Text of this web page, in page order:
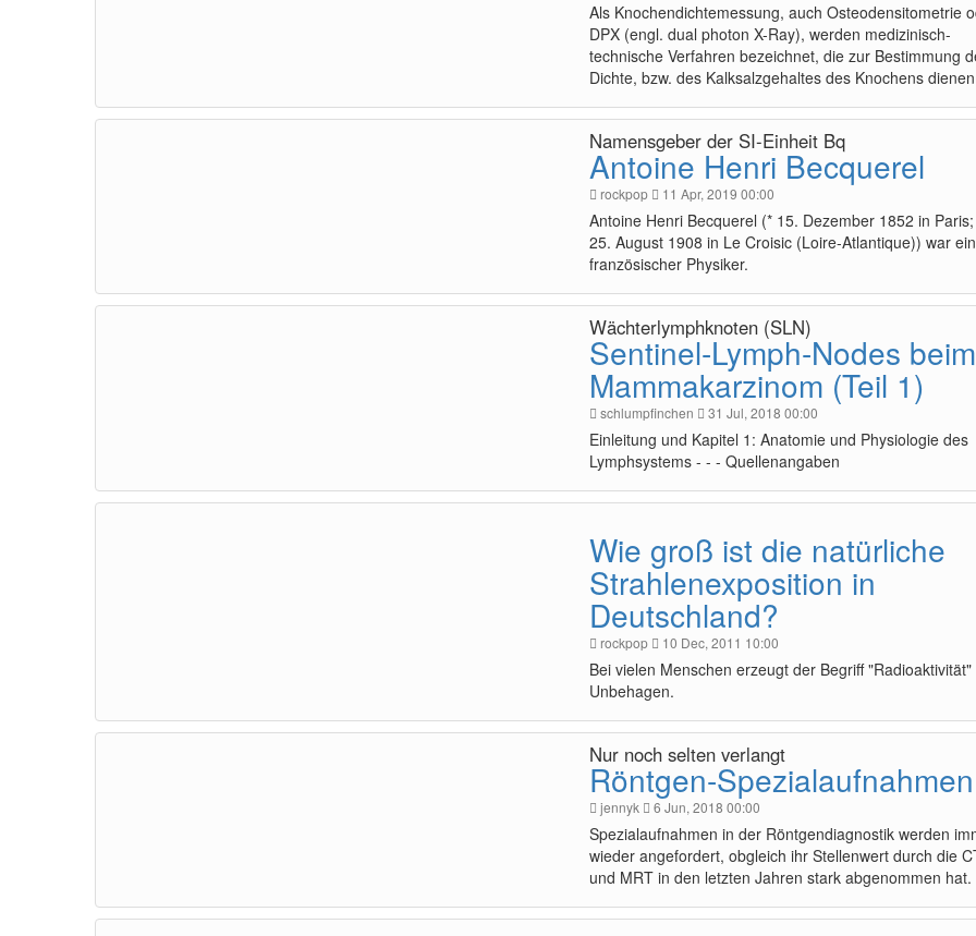
Als Knochendichtemessung, auch Osteodensitometrie
DPX (engl. dual photon X-Ray), werden medizinisch-
technische Verfahren bezeichnet, die zur Bestimmung
Dichte, bzw. des Kalksalzgehaltes des Knochens
Namensgeber der SI-Einheit Bq
Antoine Henri Becquerel
rockpop 11 Apr, 2019 00:00
Antoine Henri Becquerel (* 15. Dezember 1852 in
25. August 1908 in Le Croisic (Loire-Atlantique)) war ein
französischer Physiker.
Wächterlymphknoten (SLN)
Sentinel-Lymph-Nodes beim
Mammakarzinom (Teil 1)
schlumpfinchen 31 Jul, 2018 00:00
Einleitung und Kapitel 1: Anatomie und Physiologie des
Lymphsystems - - - Quellenangaben
Wie groß ist die natürliche
Strahlenexposition in
Deutschland?
rockpop 10 Dec, 2011 10:00
Bei vielen Menschen erzeugt der Begriff "Radioaktivität"
Unbehagen.
Nur noch selten verlangt
Röntgen-Spezialaufnahmen
jennyk 6 Jun, 2018 00:00
Spezialaufnahmen in der Röntgendiagnostik werden
wieder angefordert, obgleich ihr Stellenwert durch die
und MRT in den letzten Jahren stark abgenommen hat.